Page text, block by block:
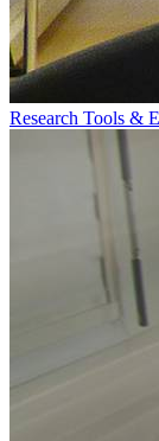
Research Tools &